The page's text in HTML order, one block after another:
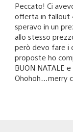
Peccato! Ci
offerta in fallout
speravo in un
allo stesso
però devo fare i
proposte ho
BUON NATALE
Ohohoh…merry